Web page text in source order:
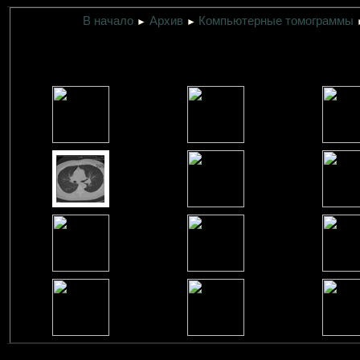
В начало ► Архив ► Компьютерные томограммы